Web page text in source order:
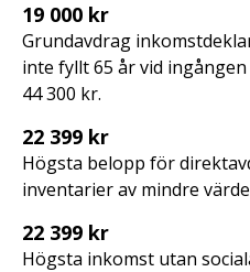
19 000 kr
Grundavdrag
inte fyllt 65 år vid
44 300 kr.
22 399 kr
Högsta belopp för
inventarier av mindre
22 399 kr
Högsta inkomst utan